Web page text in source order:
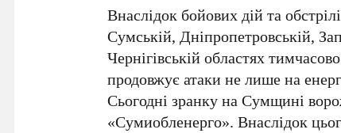
Внаслідок бойових дій та
Сумській, Дніпропетровській,
Чернігівській областях
продовжує атаки не лише на
Сьогодні зранку на Сумщині
«Сумиобленерго». Внаслідок